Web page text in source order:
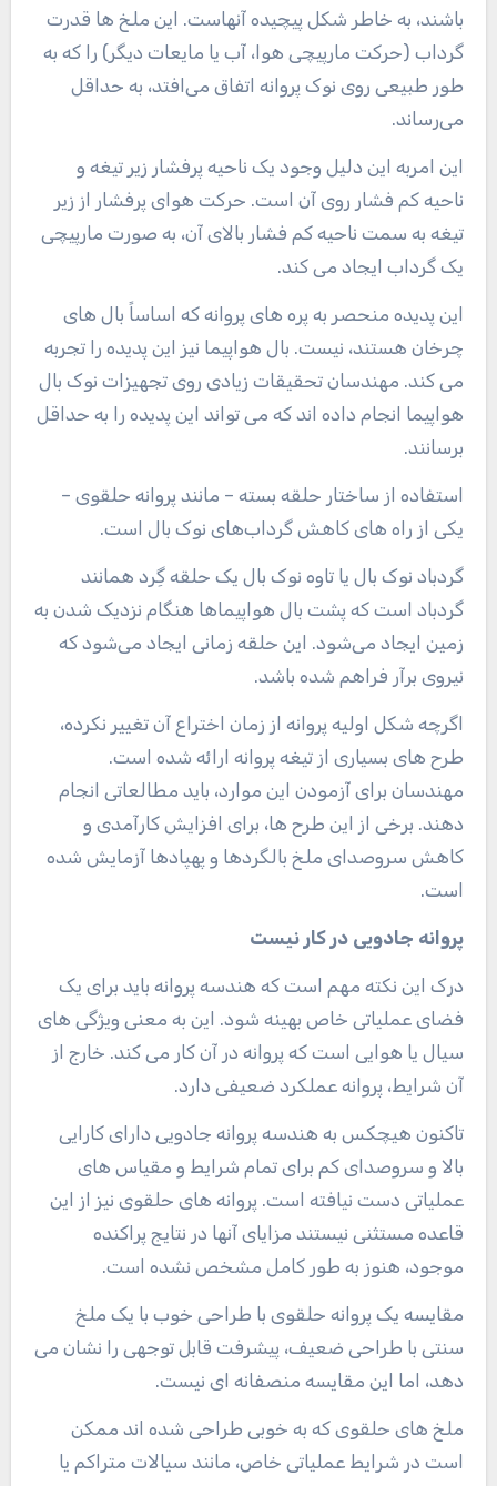
باشند، به خاطر شکل پیچیده آنهاست. این ملخ ها قدرت
گرداب (حرکت مارپیچی هوا، آب یا مایعات دیگر) را که به
طور طبیعی روی نوک پروانه اتفاق می‌افتد، به حداقل
می‌رساند.
این امربه این دلیل وجود یک ناحیه پرفشار زیر تیغه و
ناحیه کم فشار روی آن است. حرکت هوای پرفشار از زیر
تیغه به سمت ناحیه کم فشار بالای آن، به صورت مارپیچی
یک گرداب ایجاد می کند.
این پدیده منحصر به پره های پروانه که اساساً بال های
چرخان هستند، نیست. بال هواپیما نیز این پدیده را تجربه
می کند. مهندسان تحقیقات زیادی روی تجهیزات نوک بال
هواپیما انجام داده اند که می تواند این پدیده را به حداقل
برسانند.
استفاده از ساختار حلقه بسته – مانند پروانه حلقوی –
یکی از راه های کاهش گرداب‌های نوک بال است.
گردباد نوک بال یا تاوه نوک بال یک حلقه گِرد همانند
گردباد است که پشت بال هواپیماها هنگام نزدیک شدن به
زمین ایجاد می‌شود. این حلقه زمانی ایجاد می‌شود که
نیروی برآر فراهم شده باشد.
اگرچه شکل اولیه پروانه از زمان اختراع آن تغییر نکرده،
طرح های بسیاری از تیغه پروانه ارائه شده است.
مهندسان برای آزمودن این موارد، باید مطالعاتی انجام
دهند. برخی از این طرح ها، برای افزایش کارآمدی و
کاهش سروصدای ملخ بالگردها و پهپادها آزمایش شده
است.
پروانه جادویی در کار نیست
درک این نکته مهم است که هندسه پروانه باید برای یک
فضای عملیاتی خاص بهینه شود. این به معنی ویژگی های
سیال یا هوایی است که پروانه در آن کار می کند. خارج از
آن شرایط، پروانه عملکرد ضعیفی دارد.
تاکنون هیچکس به هندسه پروانه جادویی دارای کارایی
بالا و سروصدای کم برای تمام شرایط و مقیاس های
عملیاتی دست نیافته است. پروانه های حلقوی نیز از این
قاعده مستثنی نیستند مزایای آنها در نتایج پراکنده
موجود، هنوز به طور کامل مشخص نشده است.
مقایسه یک پروانه حلقوی با طراحی خوب با یک ملخ
سنتی با طراحی ضعیف، پیشرفت قابل توجهی را نشان می
دهد، اما این مقایسه منصفانه ای نیست.
ملخ های حلقوی که به خوبی طراحی شده اند ممکن
است در شرایط عملیاتی خاص، مانند سیالات متراکم یا